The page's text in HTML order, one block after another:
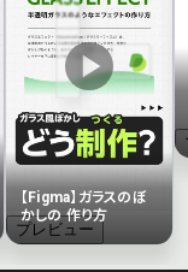
【Figma】ガラスのぼ
かしの 作り方
プレビュー